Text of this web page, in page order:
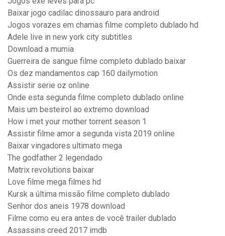
Baixar jogo cadilac dinossauro para android
Jogos vorazes em chamas filme completo dublado hd
Adele live in new york city subtitles
Download a mumia
Guerreira de sangue filme completo dublado baixar
Os dez mandamentos cap 160 dailymotion
Assistir serie oz online
Onde esta segunda filme completo dublado online
Mais um besteirol ao extremo download
How i met your mother torrent season 1
Assistir filme amor a segunda vista 2019 online
Baixar vingadores ultimato mega
The godfather 2 legendado
Matrix revolutions baixar
Love filme mega filmes hd
Kursk a última missão filme completo dublado
Senhor dos aneis 1978 download
Filme como eu era antes de você trailer dublado
Assassins creed 2017 imdb